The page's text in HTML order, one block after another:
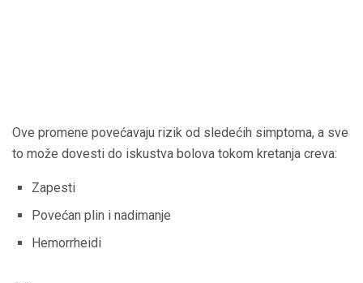
Ove promene povećavaju rizik od sledećih simptoma, a sve
to može dovesti do iskustva bolova tokom kretanja creva:
Zapesti
Povećan plin i nadimanje
Hemorrheidi